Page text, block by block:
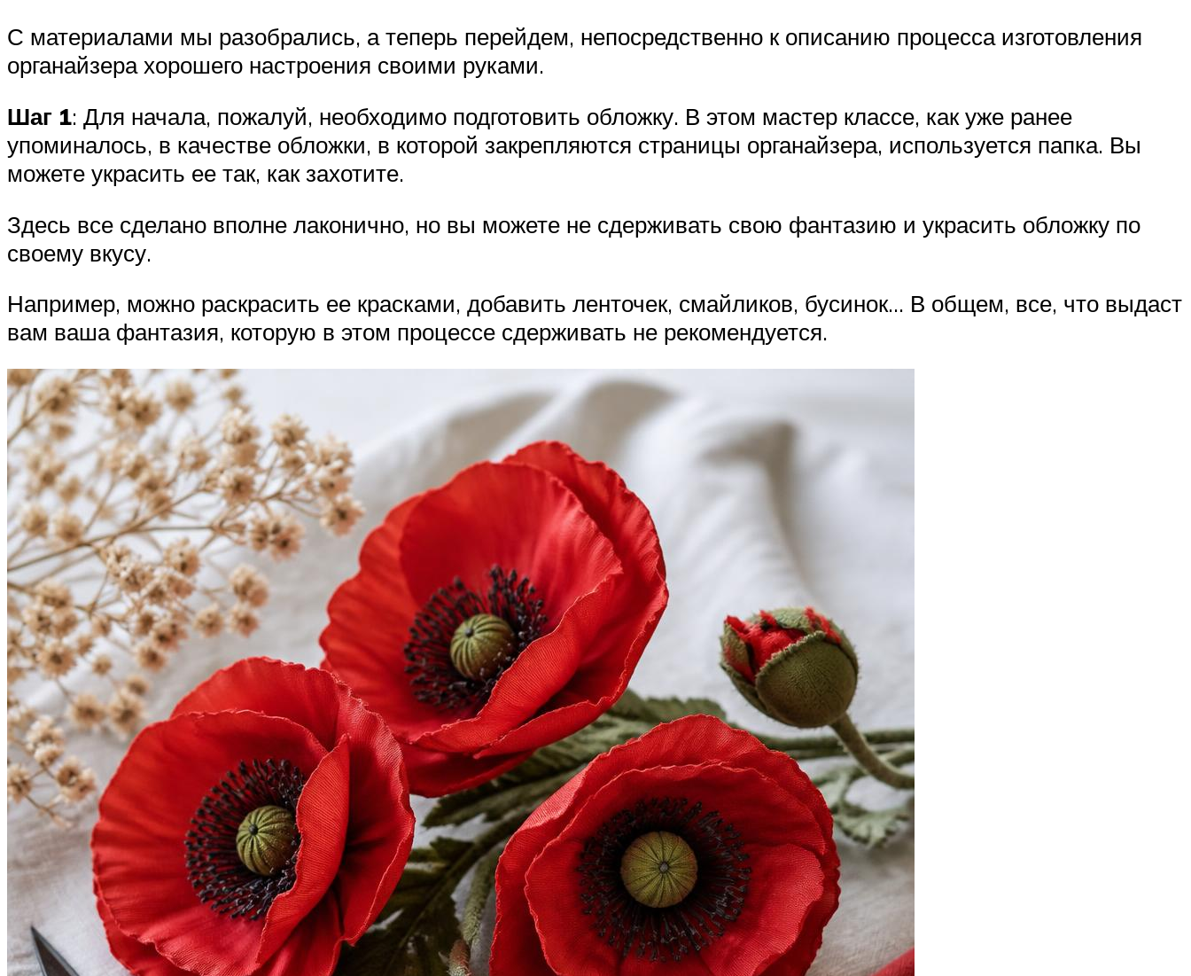
С материалами мы разобрались, а теперь перейдем, непосредственно к описанию процесса изготовления
органайзера хорошего настроения своими руками.
Шаг 1: Для начала, пожалуй, необходимо подготовить обложку. В этом мастер классе, как уже ранее
упоминалось, в качестве обложки, в которой закрепляются страницы органайзера, используется папка. Вы
можете украсить ее так, как захотите.
Здесь все сделано вполне лаконично, но вы можете не сдерживать свою фантазию и украсить обложку по
своему вкусу.
Например, можно раскрасить ее красками, добавить ленточек, смайликов, бусинок… В общем, все, что выдаст
вам ваша фантазия, которую в этом процессе сдерживать не рекомендуется.